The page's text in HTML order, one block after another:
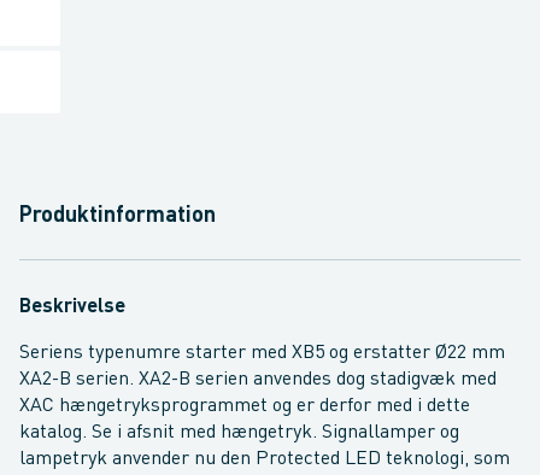
Produktinformation
Beskrivelse
Seriens typenumre starter med XB5 og erstatter Ø22 mm
XA2-B serien. XA2-B serien anvendes dog stadigvæk med
XAC hængetryksprogrammet og er derfor med i dette
katalog. Se i afsnit med hængetryk. Signallamper og
lampetryk anvender nu den Protected LED teknologi, som